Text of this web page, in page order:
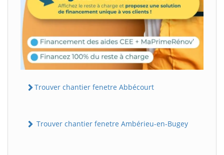
Trouver chantier fenetre Abbécourt
Trouver chantier fenetre Ambérieu-en-Bugey